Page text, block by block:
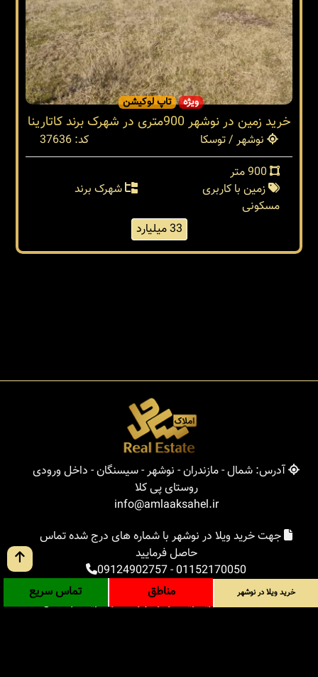
ویژه تاپ لوکیشن
خرید زمین در نوشهر 900متری در شهرک برند کاتارینا
نوشهر / توسکا
کد: 37636
زمین با کاربری
مسکونی
شهرک برند
33 میلیارد
آدرس: شمال - مازندران - نوشهر - سیسنگان - داخل ورودی
روستای پی کلا
info@amlaaksahel.ir
جهت خرید ویلا در نوشهر با شماره های درج شده تماس
حاصل فرمایید
01152170050
-
09124902757
املاک ساحل
خرید ویلا در نوشهر
خرید ویلا در شمال
خرید ویلا در نوشهر مناطق تماس سریع